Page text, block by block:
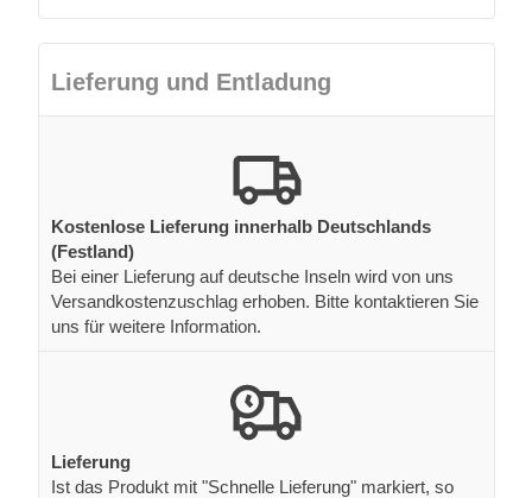
Lieferung und Entladung
Kostenlose Lieferung innerhalb Deutschlands
(Festland)
Bei einer Lieferung auf deutsche Inseln wird von uns
Versandkostenzuschlag erhoben. Bitte kontaktieren Sie
uns für weitere Information.
Lieferung
Ist das Produkt mit "Schnelle Lieferung" markiert, so